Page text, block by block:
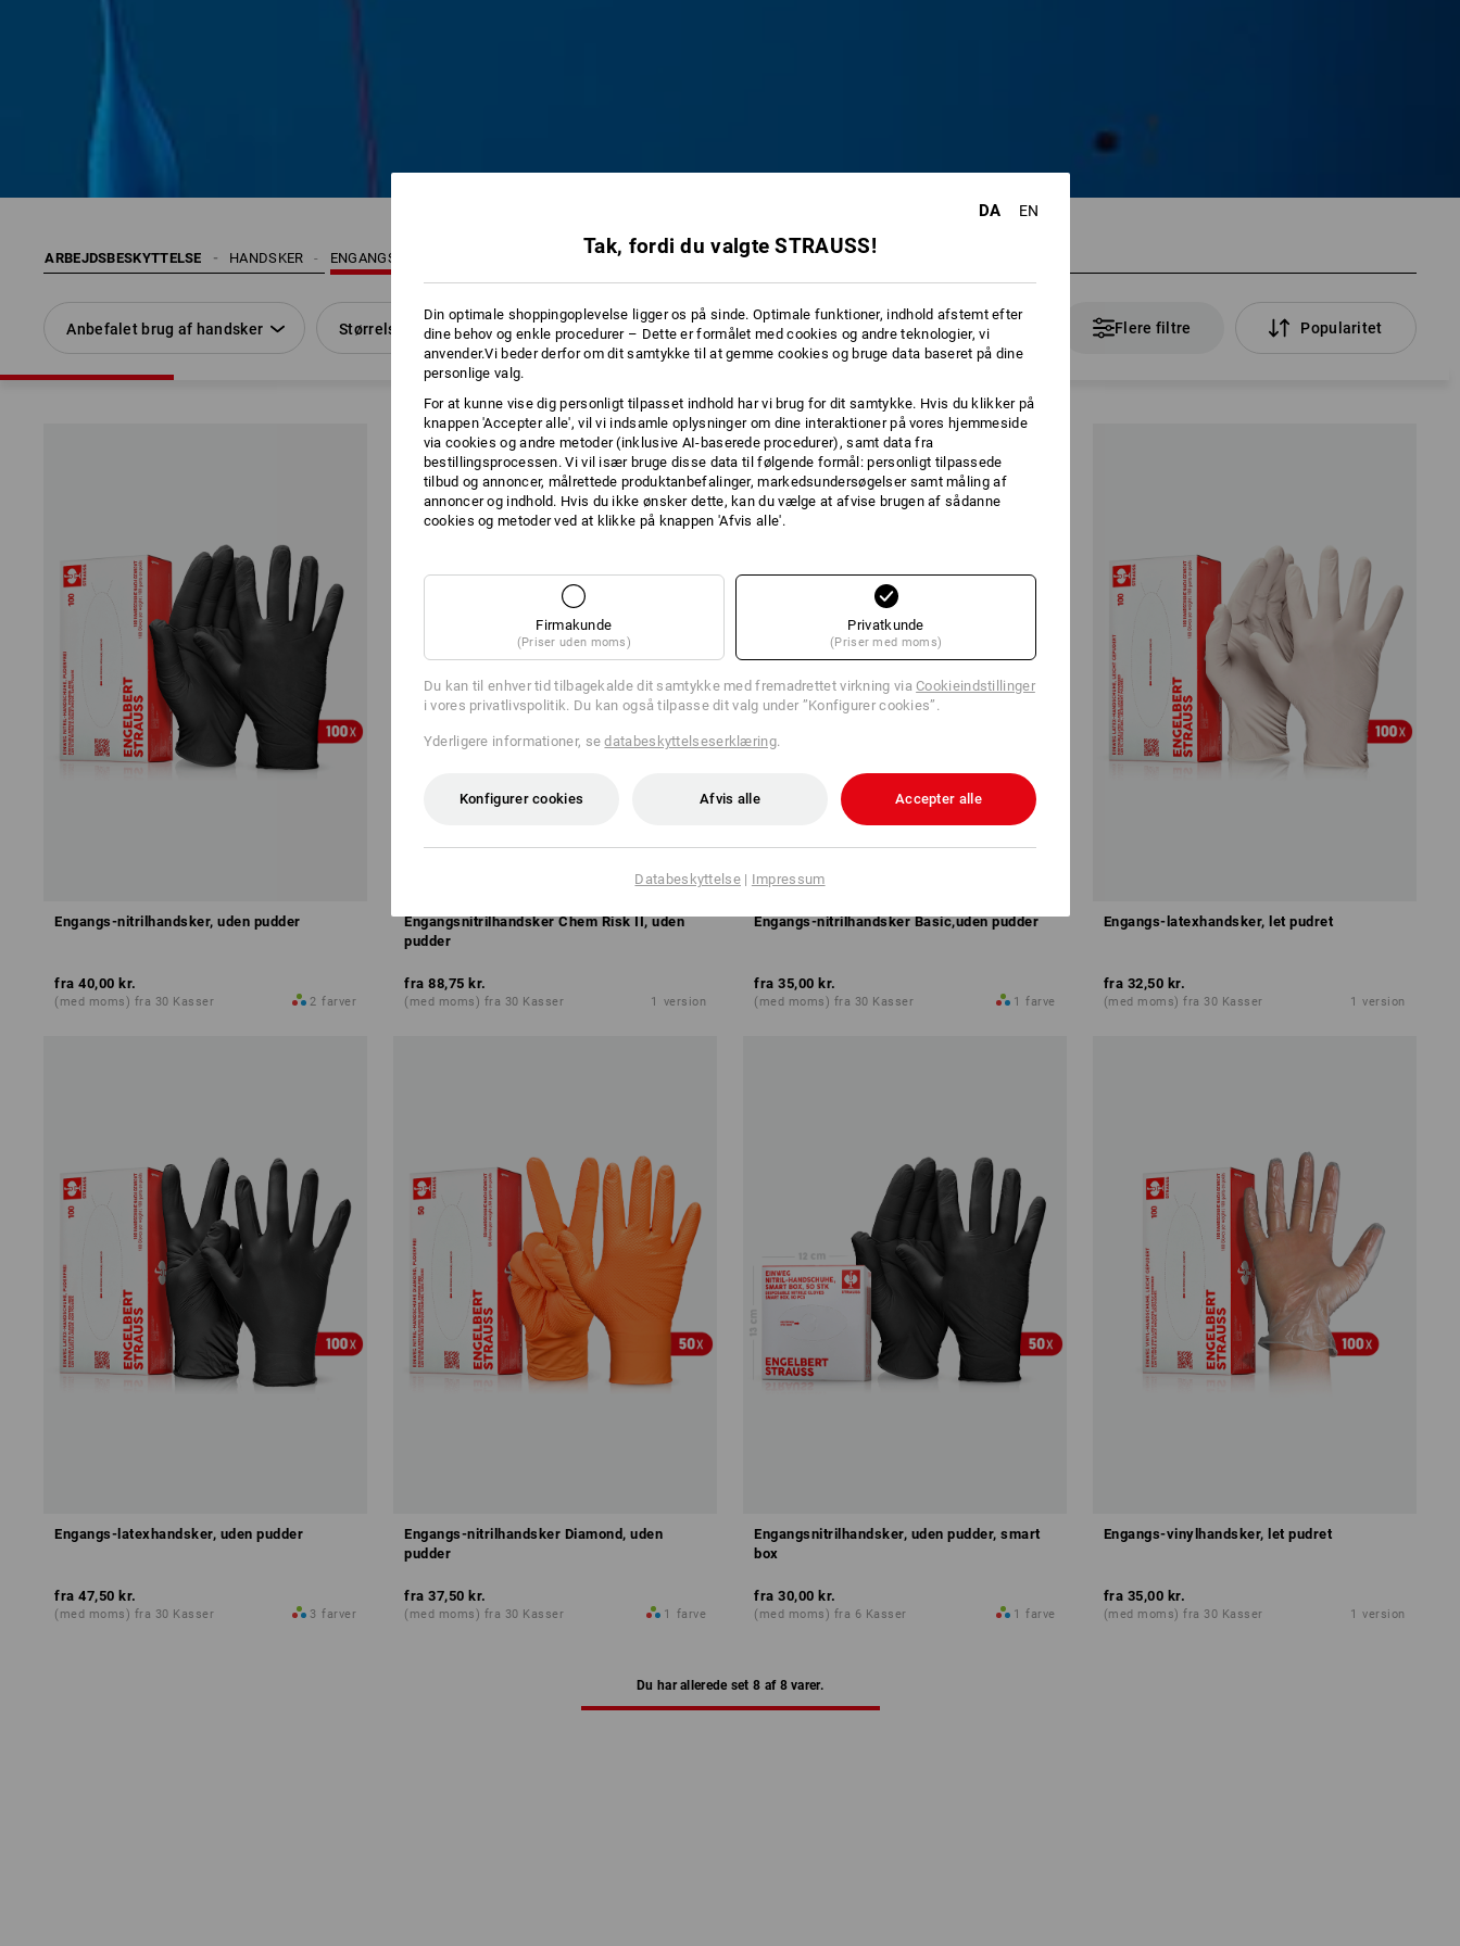
ARBEJDSBESKYTTELSE ENGANGSHANDSKER
HANDSKER
Anbefalet brug af handsker Størrelse 8 Artikler Flere filtre Popularitet
Engangs-nitrilhandsker, uden pudder
fra 40,00 kr.
(med moms) fra 30 Kasser 2 farver
Engangsnitrilhandsker Chem Risk II, uden
pudder
fra 88,75 kr.
(med moms) fra 30 Kasser 1 version
Engangs-nitrilhandsker Basic,uden pudder
fra 35,00 kr.
(med moms) fra 30 Kasser 1 farve
Engangs-latexhandsker, let pudret
fra 32,50 kr.
(med moms) fra 30 Kasser 1 version
Engangs-latexhandsker, uden pudder
fra 47,50 kr.
(med moms) fra 30 Kasser 3 farver
Engangs-nitrilhandsker Diamond, uden
pudder
fra 37,50 kr.
(med moms) fra 30 Kasser 1 farve
Engangsnitrilhandsker, uden pudder, smart
box
fra 30,00 kr.
(med moms) fra 6 Kasser 1 farve
Engangs-vinylhandsker, let pudret
fra 35,00 kr.
(med moms) fra 30 Kasser 1 version
Du har allerede set 8 af 8 varer.
DA EN
Tak, fordi du valgte STRAUSS!
Din optimale shoppingoplevelse ligger os på sinde. Optimale funktioner, indhold afstemt efter
dine behov og enkle procedurer – Dette er formålet med cookies og andre teknologier, vi
anvender.Vi beder derfor om dit samtykke til at gemme cookies og bruge data baseret på dine
personlige valg.
For at kunne vise dig personligt tilpasset indhold har vi brug for dit samtykke. Hvis du klikker på
knappen 'Accepter alle', vil vi indsamle oplysninger om dine interaktioner på vores hjemmeside
via cookies og andre metoder (inklusive AI-baserede procedurer), samt data fra
bestillingsprocessen. Vi vil især bruge disse data til følgende formål: personligt tilpassede
tilbud og annoncer, målrettede produktanbefalinger, markedsundersøgelser samt måling af
annoncer og indhold. Hvis du ikke ønsker dette, kan du vælge at afvise brugen af sådanne
cookies og metoder ved at klikke på knappen 'Afvis alle'.
Firmakunde
(Priser uden moms)
Privatkunde
(Priser med moms)
Du kan til enhver tid tilbagekalde dit samtykke med fremadrettet virkning viaCookieindstillinger
i vores privatlivspolitik. Du kan også tilpasse dit valg under ”Konfigurer cookies”.
Yderligere informationer, sedatabeskyttelseserklæring.
Konfigurer cookies Afvis alle Accepter alle
Databeskyttelse| Impressum